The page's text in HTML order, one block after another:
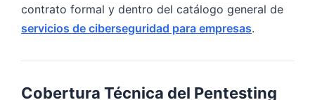
contrato formal y dentro del catálogo general de
servicios de ciberseguridad para empresas.
Cobertura Técnica del Pentesting